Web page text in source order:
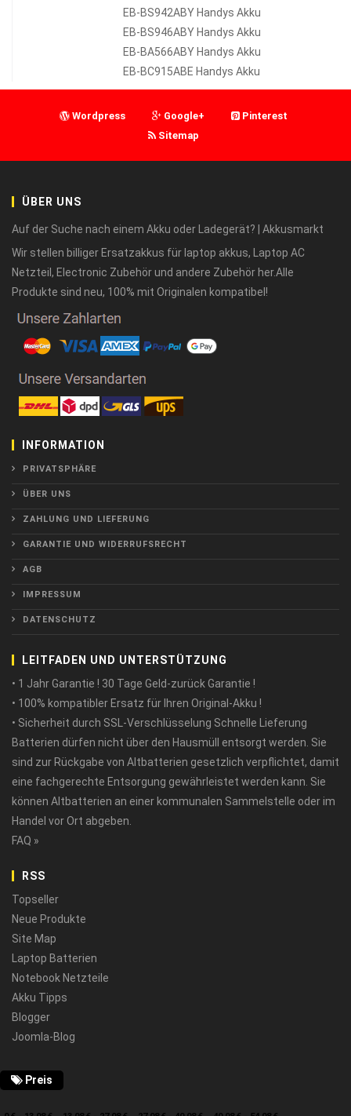
EB-BS942ABY Handys Akku
EB-BS946ABY Handys Akku
EB-BA566ABY Handys Akku
EB-BC915ABE Handys Akku
Wordpress Google+
Pinterest
Sitemap
ÜBER UNS
Auf der Suche nach einem Akku oder Ladegerät? | Akkusmarkt
Wir stellen billiger Ersatzakkus für laptop akkus, Laptop AC
Netzteil, Electronic Zubehör und andere Zubehör her.Alle
Produkte sind neu, 100% mit Originalen kompatibel!
INFORMATION
PRIVATSPHÄRE
ÜBER UNS
ZAHLUNG UND LIEFERUNG
GARANTIE UND WIDERRUFSRECHT
AGB
IMPRESSUM
DATENSCHUTZ
LEITFADEN UND UNTERSTÜTZUNG
• 1 Jahr Garantie ! 30 Tage Geld-zurück Garantie !
• 100% kompatibler Ersatz für Ihren Original-Akku !
• Sicherheit durch SSL-Verschlüsselung Schnelle Lieferung
Batterien dürfen nicht über den Hausmüll entsorgt werden. Sie
sind zur Rückgabe von Altbatterien gesetzlich verpflichtet, damit
eine fachgerechte Entsorgung gewährleistet werden kann. Sie
können Altbatterien an einer kommunalen Sammelstelle oder im
Handel vor Ort abgeben.
FAQ »
RSS
Topseller
Neue Produkte
Site Map
Laptop Batterien
Notebook Netzteile
Akku Tipps
Blogger
Joomla-Blog
Preis